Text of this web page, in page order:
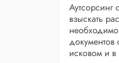
Аутсорсинг
взыскать
необходимо
документов
исковом и в